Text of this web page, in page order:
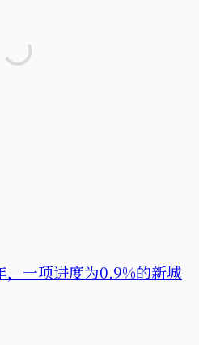
一项进度为0.9%的新城